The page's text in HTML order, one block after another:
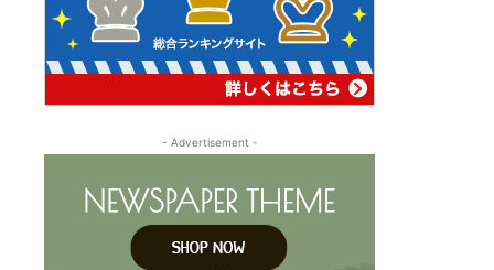
- Advertisement -